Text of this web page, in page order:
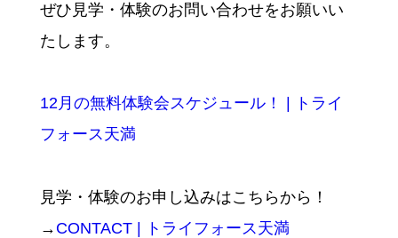
ぜひ見学・体験のお問い合わせをお願いい
たします。
12月の無料体験会スケジュール！ | トライ
フォース天満
見学・体験のお申し込みはこちらから！
→ CONTACT | トライフォース天満